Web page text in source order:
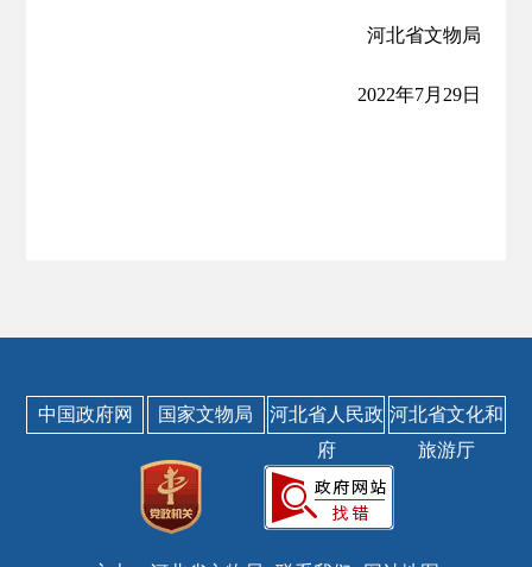
河北省文物局
2022年7月29日
中国政府网 国家文物局
河北省人民政
府
河北省文化和
旅游厅